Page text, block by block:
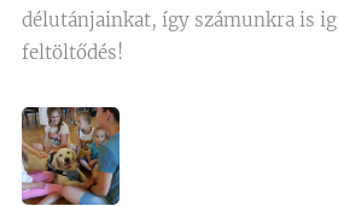
délutánjainkat, így számunkra is
feltöltődés!